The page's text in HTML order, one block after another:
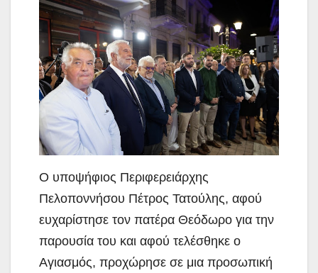
Ο υποψήφιος Περιφερειάρχης
Πελοποννήσου Πέτρος Τατούλης, αφού
ευχαρίστησε τον πατέρα Θεόδωρο για την
παρουσία του και αφού τελέσθηκε ο
Αγιασμός, προχώρησε σε μια προσωπική